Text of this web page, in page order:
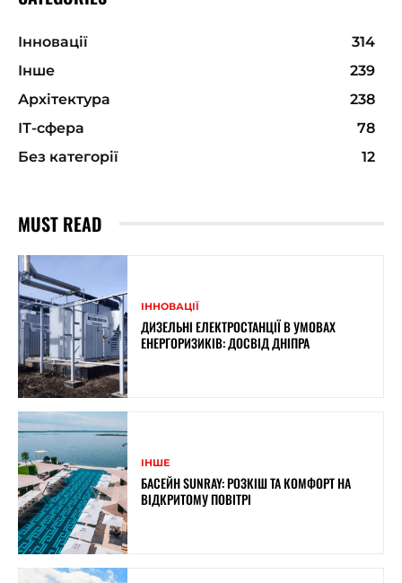
Інновації
314
Інше
239
Архітектура
238
ІТ-сфера
78
Без категорії
12
MUST READ
ІННОВАЦІЇ
ДИЗЕЛЬНІ ЕЛЕКТРОСТАНЦІЇ В УМОВАХ
ЕНЕРГОРИЗИКІВ: ДОСВІД ДНІПРА
ІНШЕ
БАСЕЙН SUNRAY: РОЗКІШ ТА КОМФОРТ НА
ВІДКРИТОМУ ПОВІТРІ